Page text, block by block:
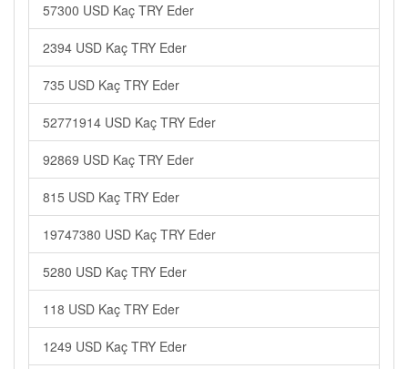
57300 USD Kaç TRY Eder
2394 USD Kaç TRY Eder
735 USD Kaç TRY Eder
52771914 USD Kaç TRY Eder
92869 USD Kaç TRY Eder
815 USD Kaç TRY Eder
19747380 USD Kaç TRY Eder
5280 USD Kaç TRY Eder
118 USD Kaç TRY Eder
1249 USD Kaç TRY Eder